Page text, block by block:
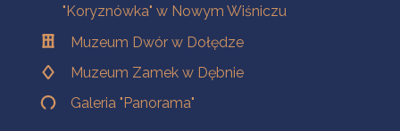
"Koryznówka" w Nowym Wiśniczu
Muzeum Dwór w Dołędze
Muzeum Zamek w Dębnie
Galeria "Panorama"